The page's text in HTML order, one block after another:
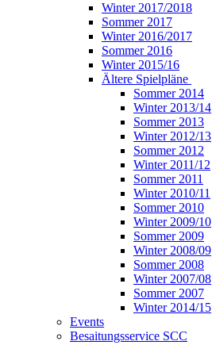
Winter 2017/2018
Sommer 2017
Winter 2016/2017
Sommer 2016
Winter 2015/16
Ältere Spielpläne
Sommer 2014
Winter 2013/14
Sommer 2013
Winter 2012/13
Sommer 2012
Winter 2011/12
Sommer 2011
Winter 2010/11
Sommer 2010
Winter 2009/10
Sommer 2009
Winter 2008/09
Sommer 2008
Winter 2007/08
Sommer 2007
Winter 2014/15
Events
Besaitungsservice SCC